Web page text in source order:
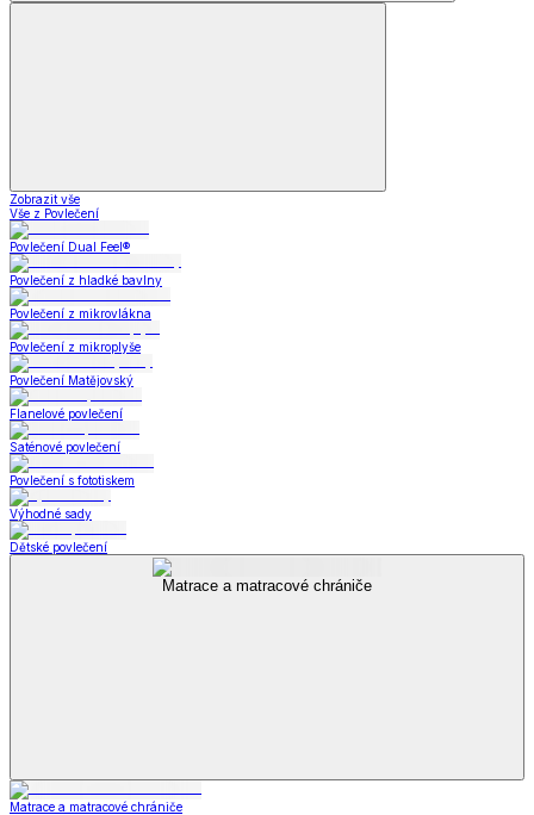
Zobrazit vše
Vše z Povlečení
Povlečení Dual Feel®
Povlečení z hladké bavlny
Povlečení z mikrovlákna
Povlečení z mikroplyše
Povlečení Matějovský
Flanelové povlečení
Saténové povlečení
Povlečení s fototiskem
Výhodné sady
Dětské povlečení
Matrace a matracové chrániče
Matrace a matracové chrániče